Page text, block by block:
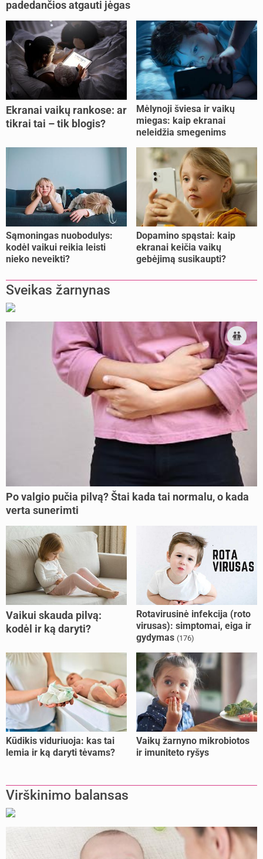
padedančios atgauti jėgas
Ekranai vaikų rankose: ar
tikrai tai – tik blogis?
Mėlynoji šviesa ir vaikų
miegas: kaip ekranai
neleidžia smegenims
Sąmoningas nuobodulys:
kodėl vaikui reikia leisti
nieko neveikti?
Dopamino spąstai: kaip
ekranai keičia vaikų
gebėjimą susikaupti?
Sveikas žarnynas
Po valgio pučia pilvą? Štai kada tai normalu, o kada
verta sunerimti
Vaikui skauda pilvą:
kodėl ir ką daryti?
Rotavirusinė infekcija (roto
virusas): simptomai, eiga ir
gydymas (176)
Kūdikis viduriuoja: kas tai
lemia ir ką daryti tėvams?
Vaikų žarnyno mikrobiotos
ir imuniteto ryšys
Virškinimo balansas